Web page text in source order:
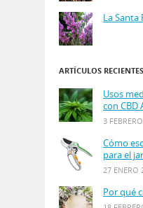
La
ARTÍCULOS RECIENTES
Usos
con CBD
3
Cómo
para el
27 ENERO
Por qué